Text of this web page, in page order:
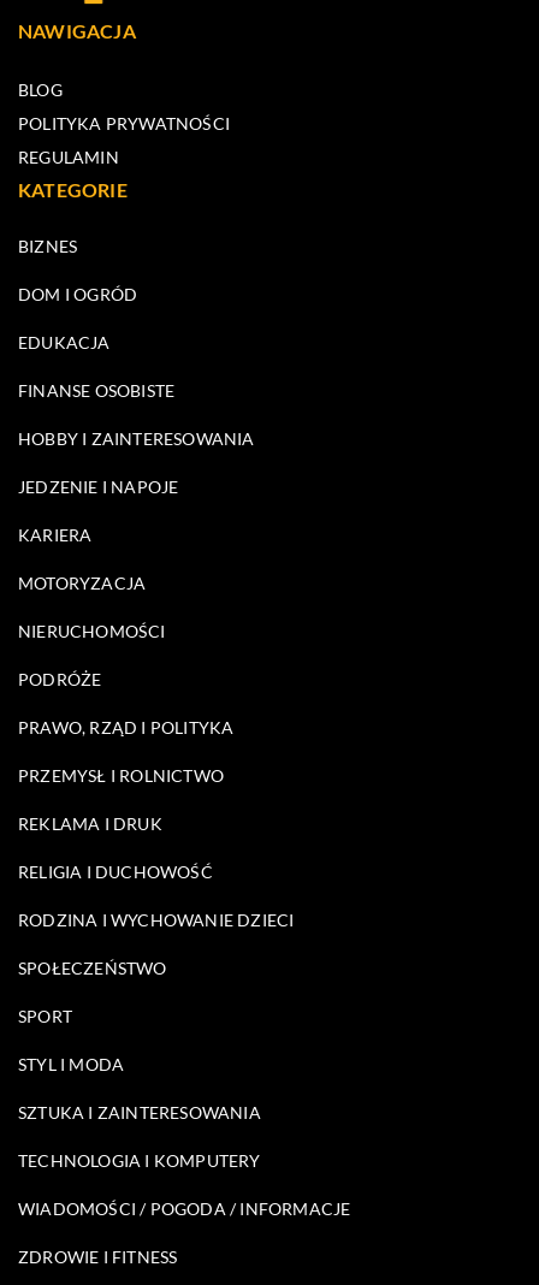
NAWIGACJA
BLOG
POLITYKA PRYWATNOŚCI
REGULAMIN
KATEGORIE
BIZNES
DOM I OGRÓD
EDUKACJA
FINANSE OSOBISTE
HOBBY I ZAINTERESOWANIA
JEDZENIE I NAPOJE
KARIERA
MOTORYZACJA
NIERUCHOMOŚCI
PODRÓŻE
PRAWO, RZĄD I POLITYKA
PRZEMYSŁ I ROLNICTWO
REKLAMA I DRUK
RELIGIA I DUCHOWOŚĆ
RODZINA I WYCHOWANIE DZIECI
SPOŁECZEŃSTWO
SPORT
STYL I MODA
SZTUKA I ZAINTERESOWANIA
TECHNOLOGIA I KOMPUTERY
WIADOMOŚCI / POGODA / INFORMACJE
ZDROWIE I FITNESS